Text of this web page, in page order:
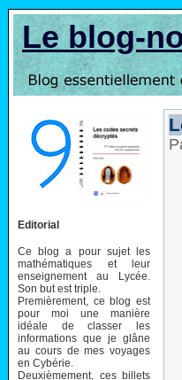
Le blog-
Editorial
Ce blog a pour sujet les
mathématiques et leur
enseignement au Lycée.
Son but est triple.
Premièrement, ce blog est
pour moi une manière
idéale de classer les
informations que je glâne
au cours de mes voyages
en Cybérie.
Deuxièmement, ces billets